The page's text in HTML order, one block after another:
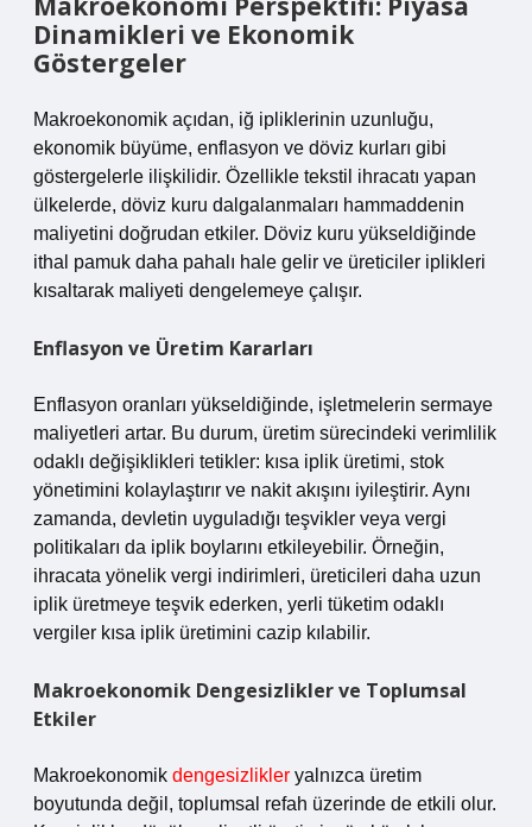
Dinamikleri ve Ekonomik
Göstergeler
Makroekonomik açıdan, iğ ipliklerinin uzunluğu,
ekonomik büyüme, enflasyon ve döviz kurları gibi
göstergelerle ilişkilidir. Özellikle tekstil ihracatı yapan
ülkelerde, döviz kuru dalgalanmaları hammaddenin
maliyetini doğrudan etkiler. Döviz kuru yükseldiğinde
ithal pamuk daha pahalı hale gelir ve üreticiler iplikleri
kısaltarak maliyeti dengelemeye çalışır.
Enflasyon ve Üretim Kararları
Enflasyon oranları yükseldiğinde, işletmelerin sermaye
maliyetleri artar. Bu durum, üretim sürecindeki verimlilik
odaklı değişiklikleri tetikler: kısa iplik üretimi, stok
yönetimini kolaylaştırır ve nakit akışını iyileştirir. Aynı
zamanda, devletin uyguladığı teşvikler veya vergi
politikaları da iplik boylarını etkileyebilir. Örneğin,
ihracata yönelik vergi indirimleri, üreticileri daha uzun
iplik üretmeye teşvik ederken, yerli tüketim odaklı
vergiler kısa iplik üretimini cazip kılabilir.
Makroekonomik Dengesizlikler ve Toplumsal
Etkiler
Makroekonomik dengesizlikler yalnızca üretim
boyutunda değil, toplumsal refah üzerinde de etkili olur.